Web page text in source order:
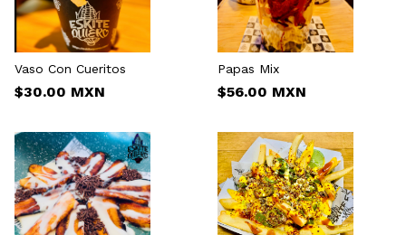
Vaso Con Cueritos
$30.00 MXN
Papas Mix
$56.00 MXN